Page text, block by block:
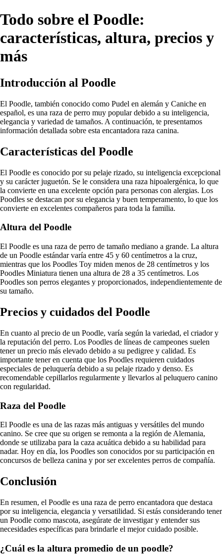
Todo sobre el Poodle:
características, altura, precios y
más
Introducción al Poodle
El Poodle, también conocido como Pudel en alemán y Caniche en
español, es una raza de perro muy popular debido a su inteligencia,
elegancia y variedad de tamaños. A continuación, te presentamos
información detallada sobre esta encantadora raza canina.
Características del Poodle
El Poodle es conocido por su pelaje rizado, su inteligencia excepcional
y su carácter juguetón. Se le considera una raza hipoalergénica, lo que
la convierte en una excelente opción para personas con alergias. Los
Poodles se destacan por su elegancia y buen temperamento, lo que los
convierte en excelentes compañeros para toda la familia.
Altura del Poodle
El Poodle es una raza de perro de tamaño mediano a grande. La altura
de un Poodle estándar varía entre 45 y 60 centímetros a la cruz,
mientras que los Poodles Toy miden menos de 28 centímetros y los
Poodles Miniatura tienen una altura de 28 a 35 centímetros. Los
Poodles son perros elegantes y proporcionados, independientemente de
su tamaño.
Precios y cuidados del Poodle
En cuanto al precio de un Poodle, varía según la variedad, el criador y
la reputación del perro. Los Poodles de líneas de campeones suelen
tener un precio más elevado debido a su pedigree y calidad. Es
importante tener en cuenta que los Poodles requieren cuidados
especiales de peluquería debido a su pelaje rizado y denso. Es
recomendable cepillarlos regularmente y llevarlos al peluquero canino
con regularidad.
Raza del Poodle
El Poodle es una de las razas más antiguas y versátiles del mundo
canino. Se cree que su origen se remonta a la región de Alemania,
donde se utilizaba para la caza acuática debido a su habilidad para
nadar. Hoy en día, los Poodles son conocidos por su participación en
concursos de belleza canina y por ser excelentes perros de compañía.
Conclusión
En resumen, el Poodle es una raza de perro encantadora que destaca
por su inteligencia, elegancia y versatilidad. Si estás considerando tener
un Poodle como mascota, asegúrate de investigar y entender sus
necesidades específicas para brindarle el mejor cuidado posible.
¿Cuál es la altura promedio de un poodle?